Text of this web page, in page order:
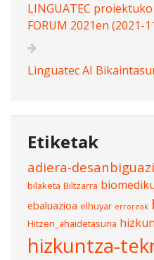
LINGUATEC
FORUM 2021en (2021-
Linguatec AI
Etiketak
adiera-
bilaketa Biltzarra
ebaluazioa elhuyar erroreak
Hitzen_ahaidetasuna
hizkuntza-